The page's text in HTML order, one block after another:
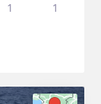
1 1